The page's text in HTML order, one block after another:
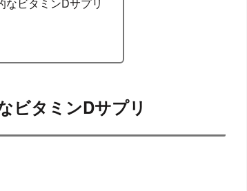
ビタミンDサプリ